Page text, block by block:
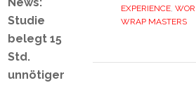
EXPERIENCE,
WRAP MASTERS
Studie
belegt 15
Std.
unnötiger